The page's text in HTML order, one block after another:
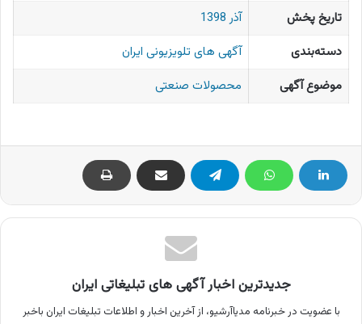
تاریخ پخش
آذر 1398
دسته‌بندی
آگهی های تلویزیونی ایران
موضوع آگهی
محصولات صنعتی
جدیدترین اخبار آگهی های تبلیغاتی ایران
با عضویت در خبرنامه مدیاآرشیو، از آخرین اخبار و اطلاعات تبلیغات ایران باخبر